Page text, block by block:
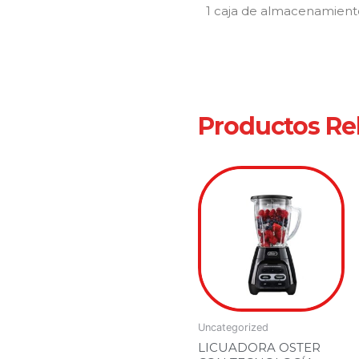
1 caja de
Productos
Uncategorized
LICUADORA OSTER